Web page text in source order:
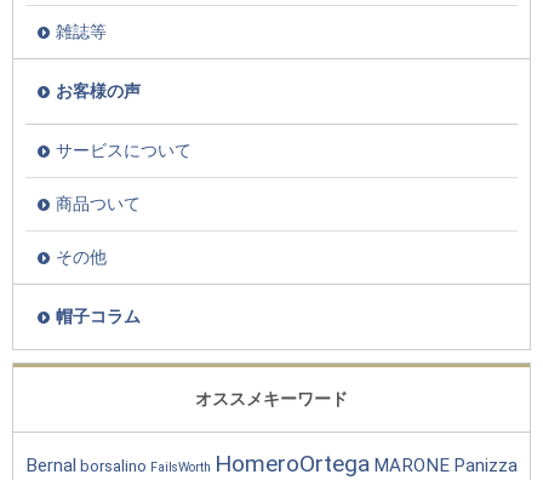
雑誌等
お客様の声
サービスについて
商品ついて
その他
帽子コラム
オススメキーワード
Bernal borsalino FailsWorth HomeroOrtega MARONE Panizza